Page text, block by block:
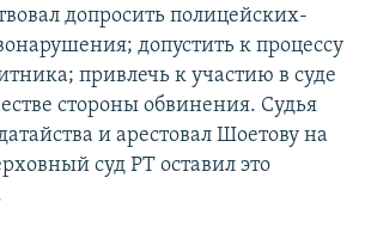
допросить полицейских-
допустить к процессу
привлечь к участию в суде
стороны обвинения. Судья
и арестовал Шоетову на
суд РТ оставил это